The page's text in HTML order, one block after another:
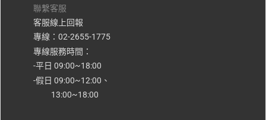
聯繫客服
客服線上回報
專線：02-2655-1775
專線服務時間：
-平日 09:00~18:00
-假日 09:00~12:00 、
13:00~18:00